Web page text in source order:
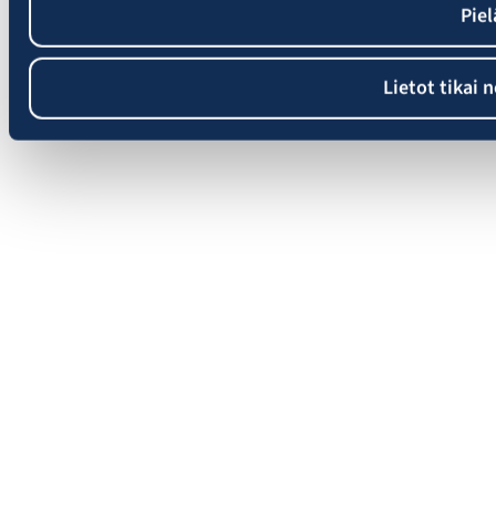
Lietot tikai